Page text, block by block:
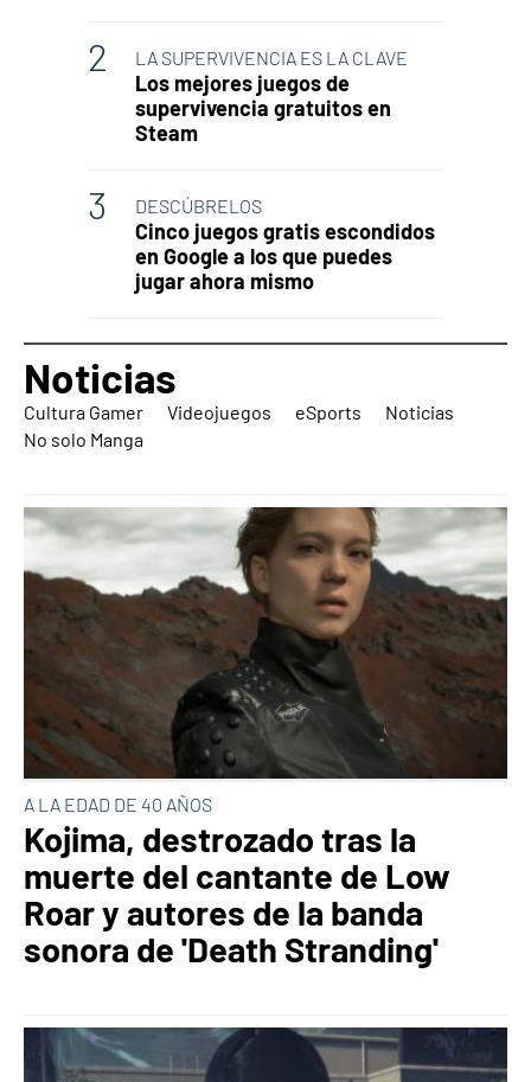
LA SUPERVIVENCIA ES LA CLAVE
Los mejores juegos de
supervivencia gratuitos en
Steam
DESCÚBRELOS
Cinco juegos gratis escondidos
en Google a los que puedes
jugar ahora mismo
Noticias
Cultura Gamer Videojuegos eSports
Noticias
No solo Manga
A LA EDAD DE 40 AÑOS
Kojima, destrozado tras la
muerte del cantante de Low
Roar y autores de la banda
sonora de 'Death Stranding'